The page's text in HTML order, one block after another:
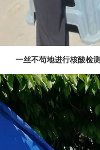
一丝不苟地进行核酸检测